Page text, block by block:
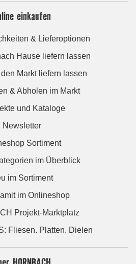
einkaufen
& Lieferoptionen
Hause liefern lassen
Markt liefern lassen
& Abholen im Markt
und Kataloge
Newsletter
Sortiment
im Überblick
im Sortiment
im Onlineshop
Projekt-Marktplatz
Fliesen. Platten. Dielen